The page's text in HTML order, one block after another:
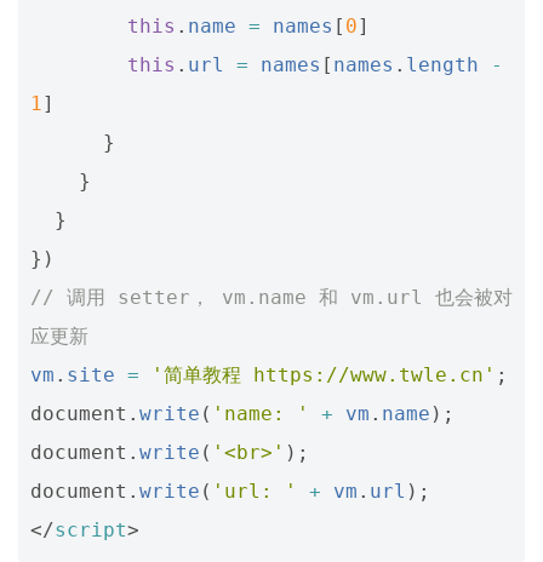
this . name = names [ 0]
this . url = names [ names . length
-
1]
}
}
}
})
// 调用 setter， vm.name 和 vm.url 也会被对
应更新
vm . site = '简单教程 https://www.twle.cn' ;
document . write ( 'name: ' + vm . name );
document . write ( '<br>' );
document . write ( 'url: ' + vm . url );
</script>